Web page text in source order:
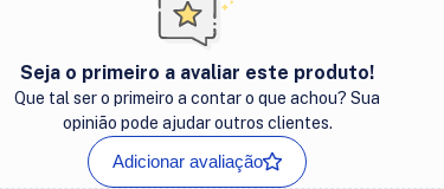
Seja o primeiro a avaliar este produto!
Que tal ser o primeiro a contar o que achou? Sua
opinião pode ajudar outros clientes.
Adicionar avaliação